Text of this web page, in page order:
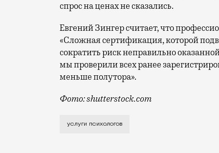
спрос на ценах не сказались.
Евгений Зингер считает, что
«Сложная сертификация, которой
сократить риск неправильно
мы проверили всех ранее
меньше полутора».
Фото: shutterstock.com
Это один из результатов
услуги психологов